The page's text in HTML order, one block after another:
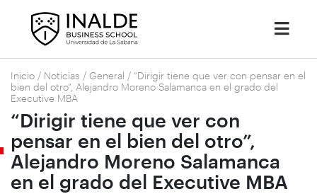
Inicio / Noticias / General / “Dirigir tiene que ver con pensar en el
bien del otro”, Alejandro Moreno Salamanca en el grado del
Executive MBA
“Dirigir tiene que ver con
pensar en el bien del otro”,
Alejandro Moreno Salamanca
en el grado del Executive MBA